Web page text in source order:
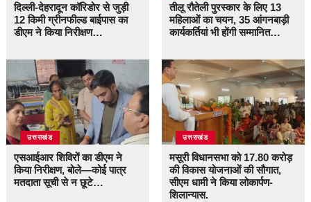
दिल्ली-देहरादून कॉरिडोर से जुड़ी
12 किमी ग्रीनफील्ड बाईपास का
डीएम ने किया निरीक्षण…
उत्तराखंड
एसआईआर शिविरों का डीएम ने
किया निरीक्षण, बोले—कोई पात्र
मतदाता सूची से न छूटे…
तीलू रौतेली पुरस्कार के लिए 13
महिलाओं का चयन, 35 आंगनबाड़ी
कार्यकर्तियां भी होंगी सम्मानित…
उत्तराखंड
मसूरी विधानसभा को 17.80 करोड़
की विकास योजनाओं की सौगात,
सीएम धामी ने किया लोकार्पण-
शिलान्यास.